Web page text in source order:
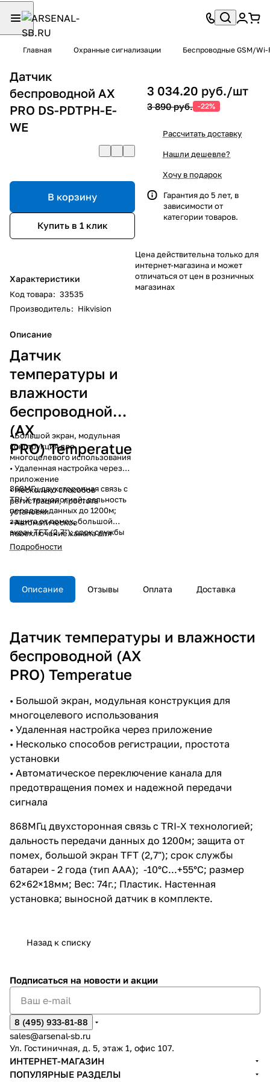
Главная Охранные сигнализации Беспроводные GSM/Wi-
Датчик
беспроводной AX
PRO DS-PDTPH-E-
WE
В корзину
Купить в 1 клик
Характеристики
Код товара: 33535
Производитель: Hikvision
Описание
Датчик
температуры и
влажности
беспроводной
(AX
PRO) Temperatue
• Большой экран, модульная
конструкция для
многоцелевого использования
• Удаленная настройка через
приложение
• Несколько способов
регистрации, простота
установки
• Автоматическое
переключение канала для
предотвращения помех и
868МГц двухсторонная связь с
TRI-X технологией; дальность
передачи данных до 1200м;
защита от помех, большой
экран TFT (2,7"); срок службы
батареи - 2 года (тип AAA);
-10°C...+55°C; размер
Настенная установка; выносной
датчик в комплекте.
Подробности
3 034.20 руб./шт
3 890 руб. -22%
Рассчитать доставку
Нашли дешевле?
Хочу в подарок
Гарантия до 5 лет, в
зависимости от
категории товаров.
Цена действительна только для
интернет-магазина и может
отличаться от цен в розничных
магазинах
Описание Отзывы Оплата Доставка
Датчик температуры и влажности
беспроводной (AX
PRO) Temperatue
• Большой экран, модульная конструкция для
многоцелевого использования
• Удаленная настройка через приложение
• Несколько способов регистрации, простота
установки
• Автоматическое переключение канала для
предотвращения помех и надежной передачи
сигнала
868МГц двухсторонная связь с TRI-X технологией;
дальность передачи данных до 1200м; защита от
помех, большой экран TFT (2,7"); срок службы
батареи - 2 года (тип AAA); -10°C...+55°C; размер
62×62×18мм; Вес: 74г.; Пластик. Настенная
установка; выносной датчик в комплекте.
Назад к списку
Подписаться на новости и акции
8 (495) 933-81-88
sales@arsenal-sb.ru
Ул. Гостиничная, д. 5, этаж 1, офис 107.
ИНТЕРНЕТ-МАГАЗИН
ПОПУЛЯРНЫЕ РАЗДЕЛЫ